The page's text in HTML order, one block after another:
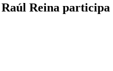
Reina participa